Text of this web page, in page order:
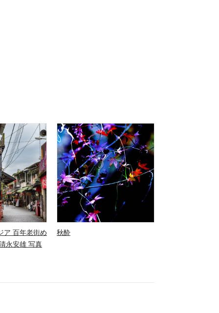
ア 百年老街め
永安雄 写真
秋酔